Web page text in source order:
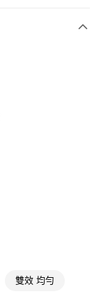
雙效 均勻